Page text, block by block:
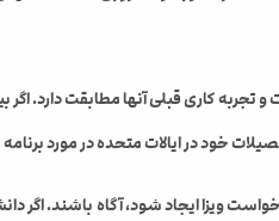
کاری قبلی آنها مطابقت دارد.
خود در ایالات متحده در مورد
ویزا ایجاد شود، آگاه باشند. اگر